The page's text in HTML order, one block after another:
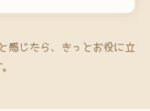
感じたら、きっとお役に立